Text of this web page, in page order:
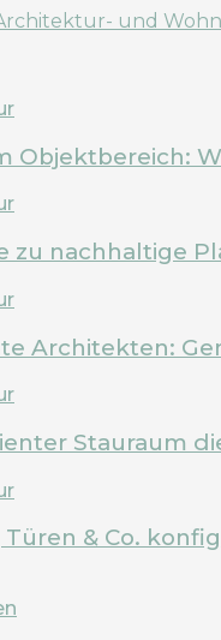
Objektbereich:
zu nachhaltige
Architekten:
Stauraum
Türen & Co.